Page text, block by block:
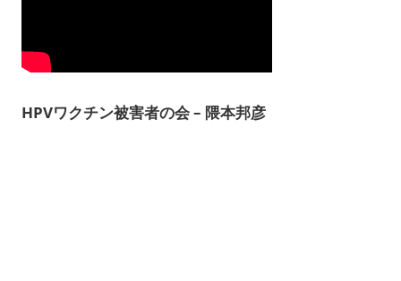
HPVワクチン被害者の会 – 隈本邦彦